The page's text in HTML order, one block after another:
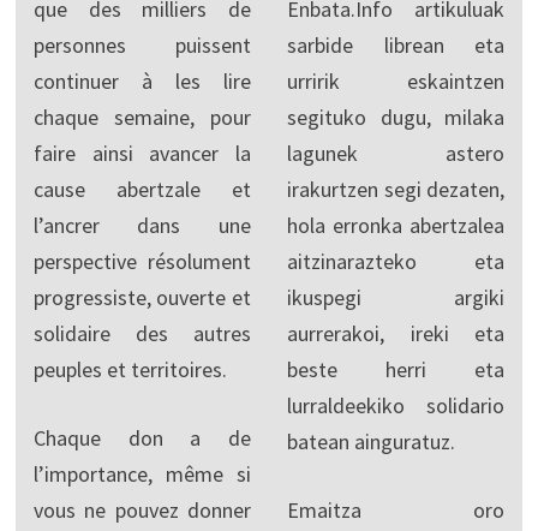
que des milliers de
personnes puissent
continuer à les lire
chaque semaine, pour
faire ainsi avancer la
cause abertzale et
l’ancrer dans une
perspective résolument
progressiste, ouverte et
solidaire des autres
peuples et territoires.
Chaque don a de
l’importance, même si
vous ne pouvez donner
Enbata.Info artikuluak
sarbide librean eta
urririk eskaintzen
segituko dugu, milaka
lagunek astero
irakurtzen segi dezaten,
hola erronka abertzalea
aitzinarazteko eta
ikuspegi argiki
aurrerakoi, ireki eta
beste herri eta
lurraldeekiko solidario
batean ainguratuz.
Emaitza oro